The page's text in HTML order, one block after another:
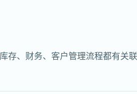
存、财务、客户管理流程都有关